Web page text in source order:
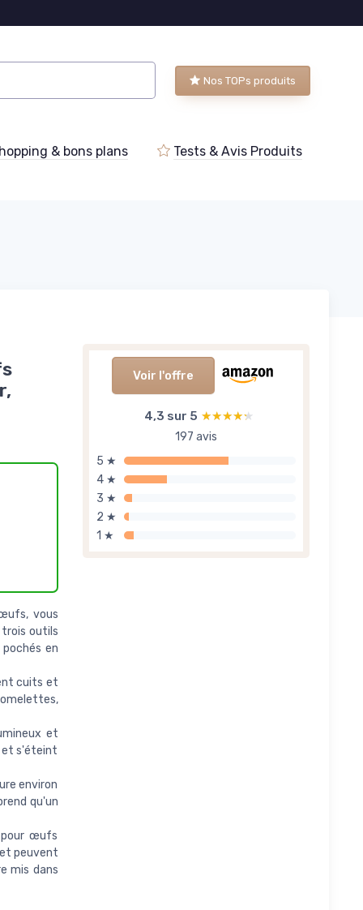
Nos TOPs produits
& bons plans Tests & Avis Produits
Voir l'offre
4,3 sur 5 ★★★★★
★★★★★
197 avis
5 ★
4 ★
3 ★
2 ★
1 ★
vous
outils
en
cuits et
et
et s'éteint
environ
qu'un
pour œufs
peuvent
mis dans